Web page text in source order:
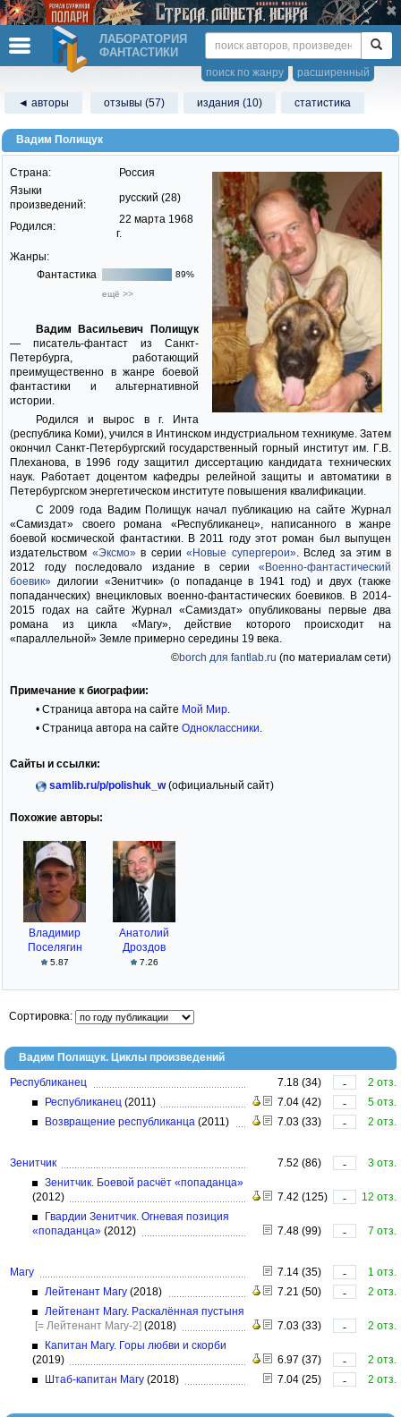
ЛАБОРАТОРИЯ
ФАНТАСТИКИ
расширенный
поиск по жанру
◄ авторы отзывы (57) издания (10) статистика
Вадим Полищук
Страна:
Россия
Языки
произведений:
русский (28)
Родился:
22 марта 1968
г.
Жанры:
Фантастика
89%
ещё >>
Вадим Васильевич Полищук
— писатель-фантаст из Санкт-
Петербурга, работающий
преимущественно в жанре боевой
фантастики и альтернативной
истории.
Родился и вырос в г. Инта
(республика Коми), учился в Интинском индустриальном техникуме. Затем
окончил Санкт-Петербургский государственный горный институт им. Г.В.
Плеханова, в 1996 году защитил диссертацию кандидата технических
наук. Работает доцентом кафедры релейной защиты и автоматики в
Петербургском энергетическом институте повышения квалификации.
С 2009 года Вадим Полищук начал публикацию на сайте Журнал
«Самиздат» своего романа «Республиканец», написанного в жанре
боевой космической фантастики. В 2011 году этот роман был выпущен
издательством «Эксмо»в серии«Новые супергерои». Вслед за этим в
2012 году последовало издание в серии «Военно-фантастический
боевик» дилогии «Зенитчик» (о попаданце в 1941 год) и двух (также
попаданческих) внецикловых военно-фантастических боевиков. В 2014-
2015 годах на сайте Журнал «Самиздат» опубликованы первые два
романа из цикла «Магу», действие которого происходит на
«параллельной» Земле примерно середины 19 века.
©borch для fantlab.ru (по материалам сети)
Примечание к биографии:
• Страница автора на сайте Мой Мир.
• Страница автора на сайте Одноклассники.
Сайты и ссылки:
samlib.ru/p/polishuk_w(официальный сайт)
Похожие авторы:
Владимир
Поселягин
5.87
Анатолий
Дроздов
7.26
Сортировка:
Вадим Полищук. Циклы произведений
Республиканец
7.18 (34) -
2 отз.
Республиканец (2011) 7.04 (42) -
5 отз.
Возвращение республиканца (2011) 7.03 (33) - 2 отз.
Зенитчик 7.52 (86) -
3 отз.
Зенитчик. Боевой расчёт «попаданца»
(2012)
7.42 (125) -
12 отз.
Гвардии Зенитчик. Огневая позиция
«попаданца» (2012) 7.48 (99) - 7 отз.
Магу 7.14 (35) -
1 отз.
Лейтенант Магу (2018) 7.21 (50) -
2 отз.
Лейтенант Магу. Раскалённая пустыня
[= Лейтенант Магу-2] (2018) 7.03 (33) -
2 отз.
Капитан Магу. Горы любви и скорби
(2019)
6.97 (37) -
2 отз.
Штаб-капитан Магу (2018) 7.04 (25) - 2 отз.